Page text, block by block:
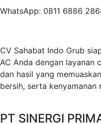
WhatsApp: 0811 6886
CV Sahabat Indo Grub
AC Anda dengan layanan
dan hasil yang
bersih, serta kenyamanan
PT SINERGI